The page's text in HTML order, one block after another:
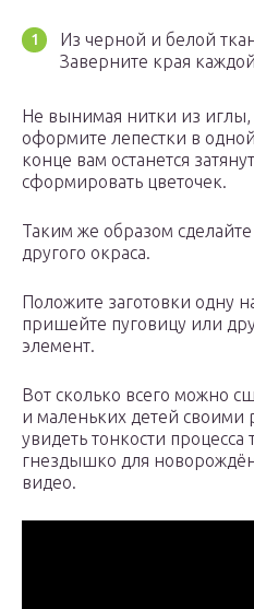
Из черной и белой
Заверните края
Не вынимая нитки из
оформите лепестки в
конце вам останется
сформировать цветочек.
Таким же образом
другого окраса.
Положите заготовки одну
пришейте пуговицу или
элемент.
Вот сколько всего можно
и маленьких детей своими
увидеть тонкости процесса
гнездышко для
видео.